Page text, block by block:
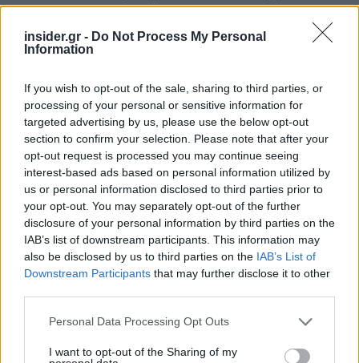
insider.gr - Do Not Process My Personal
Information
If you wish to opt-out of the sale, sharing to third parties, or
processing of your personal or sensitive information for
targeted advertising by us, please use the below opt-out
section to confirm your selection. Please note that after your
opt-out request is processed you may continue seeing
interest-based ads based on personal information utilized by
us or personal information disclosed to third parties prior to
your opt-out. You may separately opt-out of the further
disclosure of your personal information by third parties on the
IAB’s list of downstream participants. This information may
also be disclosed by us to third parties on the IAB’s List of
Downstream Participants that may further disclose it to other
Please note that this website/app uses one or more Google
not limited to your visit or usage behaviour. You may click to
Personal Data Processing Opt Outs
I want to opt-out of the Sharing of my
όπου χρειάζεται, οπιοειδή, αντικαταθλιπτικά και
αντιεπιληπτικά για νευροπαθητικό πόνο,
βιολογικές θεραπείες και νέα φάρμακα για
φυσικοθεραπεία και άσκηση, ψυχολογικές
παρεμβάσεις, βελτίωση του ύπνου και διαχείριση
στρες. Σήμερα ο χρόνιος πόνος αντιμετωπίζεται
ως βιοψυχοκοινωνική νόσος και χρειάζεται
συνδυαστική θεραπεία και διεπιστημονική
διαχείριση.
Θα ήθελα να μου σχολιάσετε μία πρόσφατη
έρευνα που έκανε το Πανεπιστήμιο University
College London όπου φανερώθηκε ότι κάποιοι
ταυτόχρονα κατηγορίες φαρμάκων που δε θα
έπρεπε.